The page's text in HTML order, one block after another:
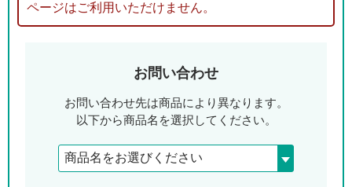
ページはご利用いただけません。
お問い合わせ
お問い合わせ先は商品により異なります。
以下から商品名を選択してください。